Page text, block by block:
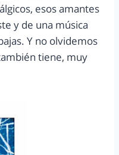
esos amantes
y de una música
Y no olvidemos
tiene, muy